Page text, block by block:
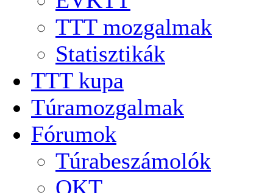
TTT mozgalmak
Statisztikák
TTT kupa
Túramozgalmak
Fórumok
Túrabeszámolók
OKT